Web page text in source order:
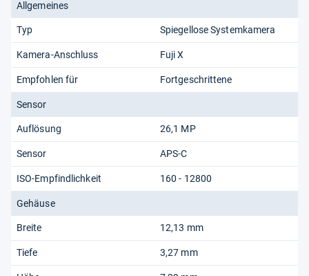
Allgemeines
Typ Spiegellose Systemkamera
Kamera-Anschluss Fuji X
Empfohlen für Fortgeschrittene
Sensor
Auflösung 26,1 MP
Sensor APS-C
ISO-Empfindlichkeit 160 - 12800
Gehäuse
Breite 12,13 mm
Tiefe 3,27 mm